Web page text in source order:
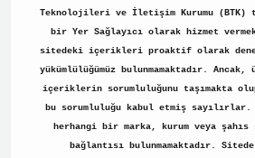
Teknolojileri ve İletişim Kurumu (BTK)
bir Yer Sağlayıcı olarak hizmet
sitedeki içerikleri proaktif olarak
yükümlülüğümüz bulunmamaktadır.
içeriklerin sorumluluğunu taşımakta
bu sorumluluğu kabul etmiş
herhangi bir marka, kurum veya
bağlantısı bulunmamaktadır.